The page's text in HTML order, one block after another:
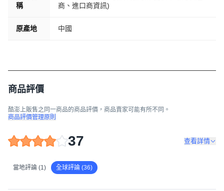
稱
商、進口商資訊)
原產地 中國
商品評價
酷澎上販售之同一商品的商品評價，商品賣家可能有所不同。
商品評價管理原則
37 查看詳情
當地評論 (1) 全球評論 (36)